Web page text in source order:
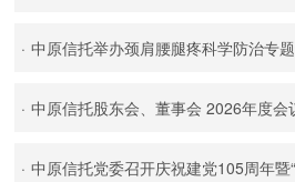
· 中原信托举办颈肩腰腿疼科学防治专
· 中原信托股东会、董事会 2026年度会
· 中原信托党委召开庆祝建党105周年暨